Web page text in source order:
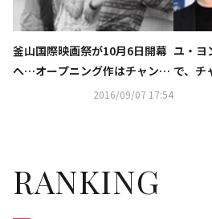
釜山国際映画祭が10月6日開幕
へ…オープニング作はチャン・
リュル監督の「春の夢」
2016/09/07 17:54
ユ・ヨ
で、チ
映画
RANKING